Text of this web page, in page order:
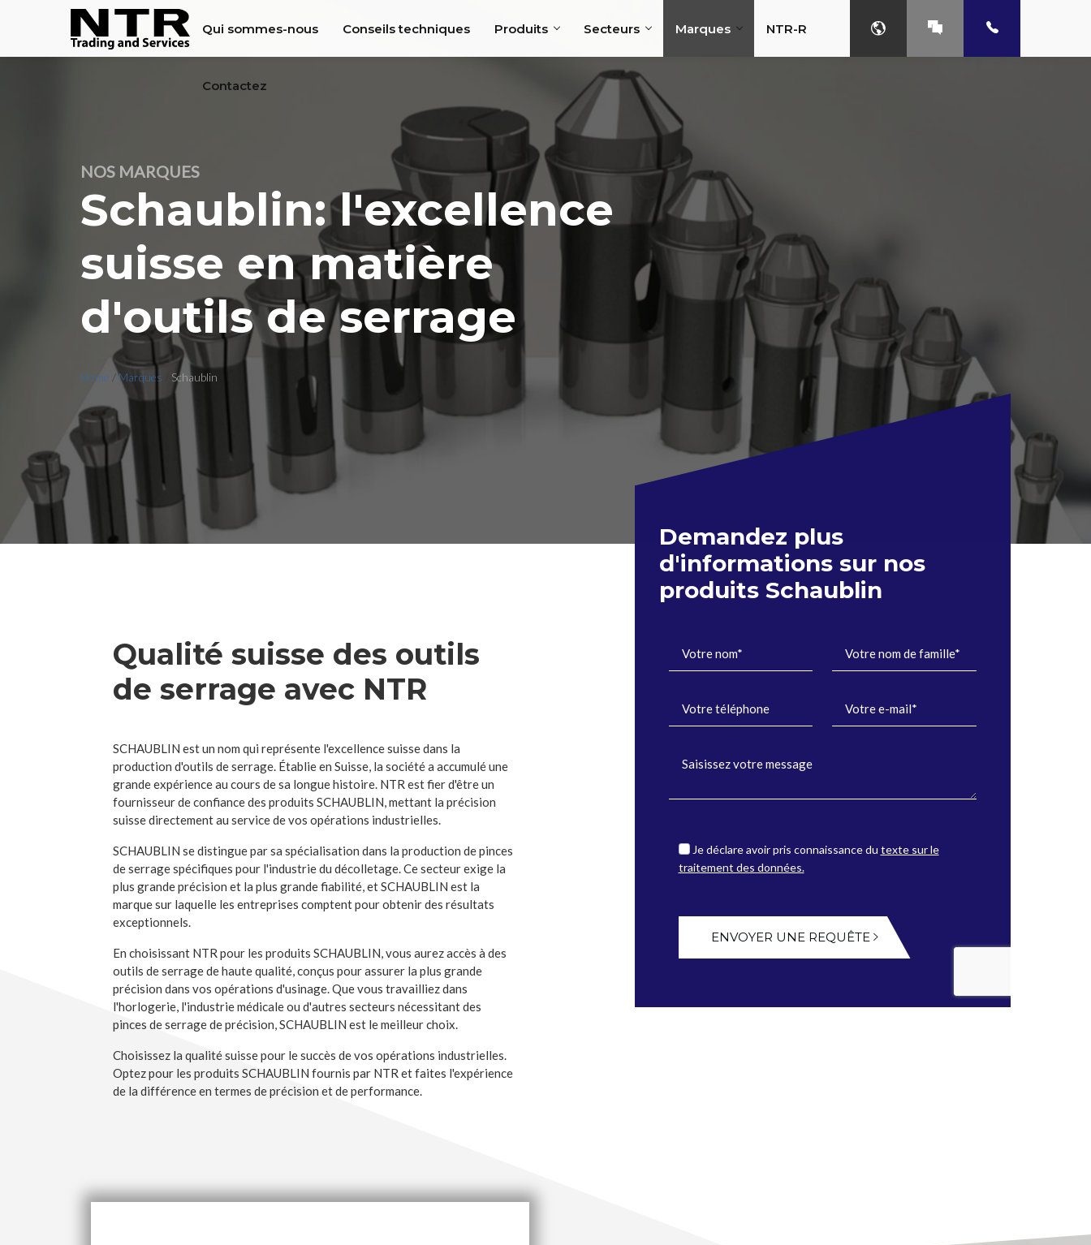
Qui sommes-nous Conseils techniques Produits Secteurs Marques NTR-R
Contactez
NOS MARQUES
Schaublin: l'excellence
suisse en matière
d'outils de serrage
Home /Marques Schaublin
Qualité suisse des outils
de serrage avec NTR
SCHAUBLIN est un nom qui représente l'excellence suisse dans la
production d'outils de serrage. Établie en Suisse, la société a accumulé une
grande expérience au cours de sa longue histoire. NTR est fier d'être un
fournisseur de confiance des produits SCHAUBLIN, mettant la précision
suisse directement au service de vos opérations industrielles.
SCHAUBLIN se distingue par sa spécialisation dans la production de pinces
de serrage spécifiques pour l'industrie du décolletage. Ce secteur exige la
plus grande précision et la plus grande fiabilité, et SCHAUBLIN est la
marque sur laquelle les entreprises comptent pour obtenir des résultats
exceptionnels.
En choisissant NTR pour les produits SCHAUBLIN, vous aurez accès à des
outils de serrage de haute qualité, conçus pour assurer la plus grande
précision dans vos opérations d'usinage. Que vous travailliez dans
l'horlogerie, l'industrie médicale ou d'autres secteurs nécessitant des
pinces de serrage de précision, SCHAUBLIN est le meilleur choix.
Choisissez la qualité suisse pour le succès de vos opérations industrielles.
Optez pour les produits SCHAUBLIN fournis par NTR et faites l'expérience
de la différence en termes de précision et de performance.
Demandez plus
d'informations sur nos
produits Schaublin
Je déclare avoir pris connaissance du texte sur le
traitement des données.
ENVOYER UNE REQUÊTE